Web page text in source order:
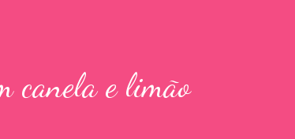
canela e limão